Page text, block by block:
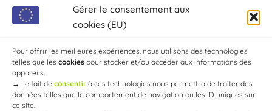
Gérer le consentement aux
cookies (EU)
Pour offrir les meilleures expériences, nous utilisons des technologies
telles que les cookies pour stocker et/ou accéder aux informations des
appareils.
→ Le fait de consentir à ces technologies nous permettra de traiter des
données telles que le comportement de navigation ou les ID uniques sur
ce site.
place Réservation fortement conseillée ! Le Shaka
Pub Bar & Grill, ambiance musicale, terrasses
de…